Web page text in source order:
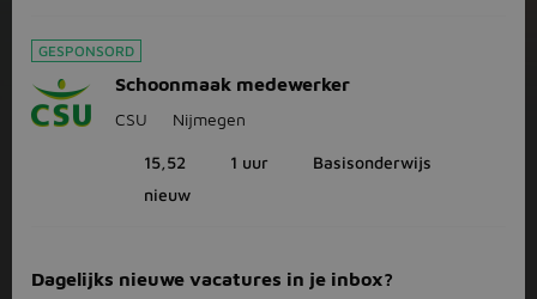
GESPONSORD
Schoonmaak medewerker
CSU Nijmegen
15,52 1 uur
Basisonderwijs
nieuw
Dagelijks nieuwe vacatures in je inbox?